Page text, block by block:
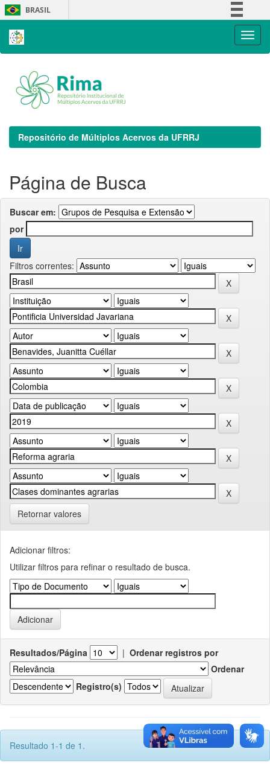
Skip
navigation
BRASIL
Repositório de Múltiplos Acervos da UFRRJ
Página de Busca
Buscar em:
por
Filtros correntes:
Retornar valores
Adicionar filtros:
Utilizar filtros para refinar o resultado de busca.
Resultados/Página | Ordenar registros por
Ordenar
Registro(s)
Resultado 1-1 de 1.